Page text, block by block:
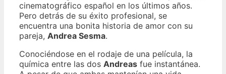
cinematográfico español en los últimos años.
Pero detrás de su éxito profesional, se
encuentra una bonita historia de amor con su
pareja, Andrea Sesma.
Conociéndose en el rodaje de una película, la
química entre las dos Andreas fue instantánea.